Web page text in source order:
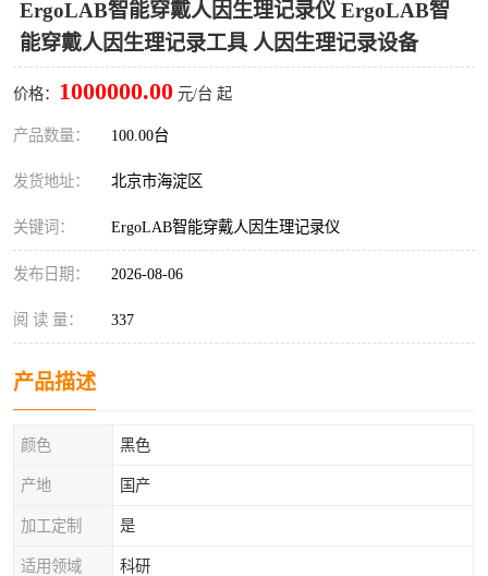
ErgoLAB智能穿戴人因生理记录仪 ErgoLAB智
能穿戴人因生理记录工具 人因生理记录设备
价格： 1000000.00 元/台 起
产品数量： 100.00台
发货地址： 北京市海淀区
关键词： ErgoLAB智能穿戴人因生理记录仪
发布日期： 2026-08-06
阅 读 量： 337
产品描述
颜色 黑色
产地 国产
加工定制 是
适用领域 科研